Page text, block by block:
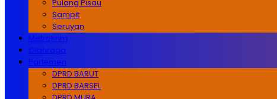
Pulang Pisau
Sampit
Seruyan
Metrokrim
Olahraga
Parlemen
DPRD BARUT
DPRD BARSEL